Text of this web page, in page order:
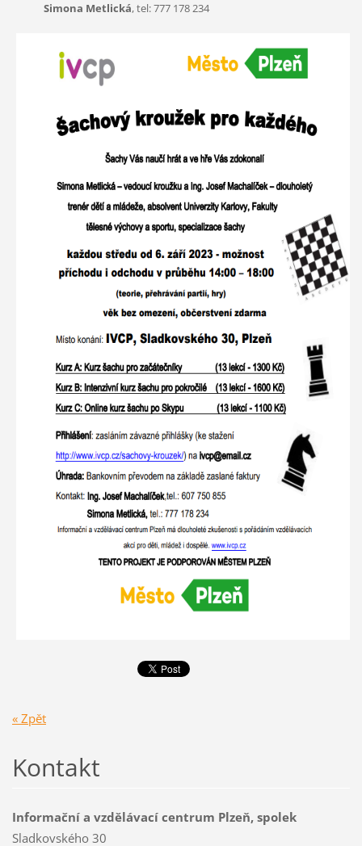
Simona Metlická, tel: 777 178 234
« Zpět
Kontakt
Informační a vzdělávací centrum Plzeň, spolek
Sladkovského 30